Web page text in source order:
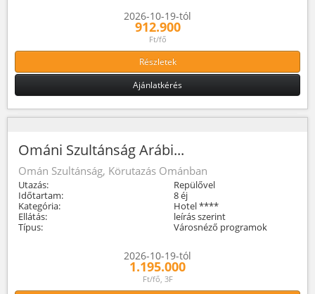
2026-10-19-tól
912.900
Ft/fő
Részletek
Ajánlatkérés
Ománi Szultánság Arábi...
Omán Szultánság, Körutazás Ománban
Utazás:
Repülővel
Időtartam:
8 éj
Kategória:
Hotel ****
Ellátás:
leírás szerint
Típus:
Városnéző programok
2026-10-19-tól
1.195.000
Ft/fő, 3F